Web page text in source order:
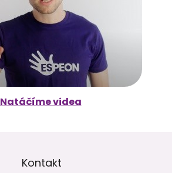
Natáčíme videa
Kontakt